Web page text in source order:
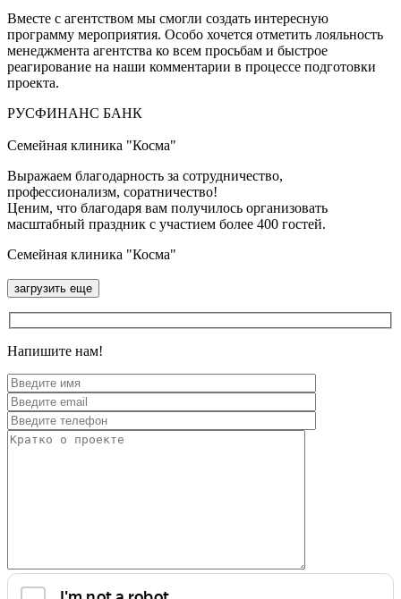
Вместе с агентством мы смогли создать интересную
программу мероприятия. Особо хочется отметить лояльность
менеджмента агентства ко всем просьбам и быстрое
реагирование на наши комментарии в процессе подготовки
проекта.
РУСФИНАНС БАНК
Семейная клиника "Косма"
Выражаем благодарность за сотрудничество,
профессионализм, соратничество!
Ценим, что благодаря вам получилось организовать
масштабный праздник с участием более 400 гостей.
Семейная клиника "Косма"
загрузить ещe
Напишите нам!